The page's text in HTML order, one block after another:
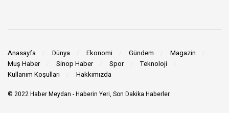
Anasayfa Dünya Ekonomi Gündem
Magazin
Muş Haber
Sinop Haber Spor
Teknoloji
Kullanım Koşulları
Hakkımızda
© 2022Haber Meydan - Haberin Yeri, Son Dakika Haberler.